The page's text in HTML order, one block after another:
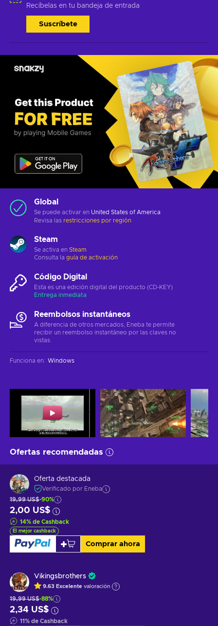
Recíbelas en tu bandeja de entrada
Suscríbete
Global
Se puede activar en United States of America
Revisa las restricciones por región
Steam
Se activa en Steam
Consulta la guía de activación
Código Digital
Esta es una edición digital del producto (CD-KEY)
Entrega inmediata
Reembolsos instantáneos
A diferencia de otros mercados, Eneba te permite
recibir un reembolso instantáneo por las claves no
vistas.
Funciona en: Windows
Ofertas recomendadas
Oferta destacada
Verificado por Eneba
19,99 US$-90%
2,00 US$
14% de Cashback
El mejor cashback
Comprar ahora
Vikingsbrothers
9.63 Excelente valoración
19,99 US$-88%
2,34 US$
11% de Cashback